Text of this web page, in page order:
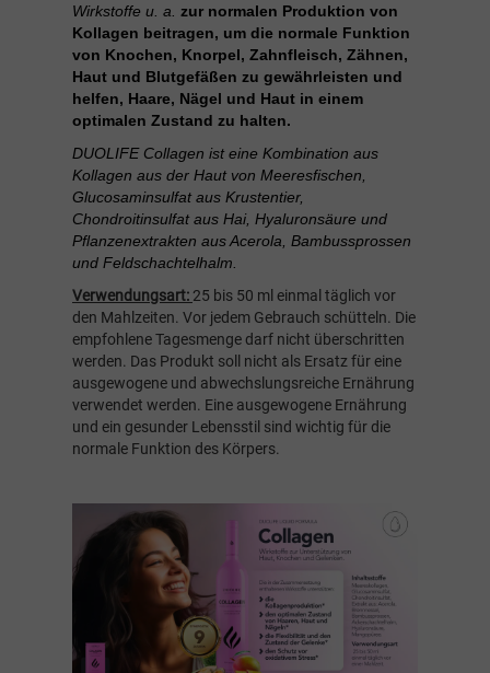
Wirkstoffe u. a. zur normalen Produktion von
Kollagen beitragen, um die normale Funktion
von Knochen, Knorpel, Zahnfleisch, Zähnen,
Haut und Blutgefäßen zu gewährleisten und
helfen, Haare, Nägel und Haut in einem
optimalen Zustand zu halten.
DUOLIFE Collagen ist eine Kombination aus
Kollagen aus der Haut von Meeresfischen,
Glucosaminsulfat aus Krustentier,
Chondroitinsulfat aus Hai, Hyaluronsäure und
Pflanzenextrakten aus Acerola, Bambussprossen
und Feldschachtelhalm.
Verwendungsart: 25 bis 50 ml einmal täglich vor
den Mahlzeiten. Vor jedem Gebrauch schütteln. Die
empfohlene Tagesmenge darf nicht überschritten
werden. Das Produkt soll nicht als Ersatz für eine
ausgewogene und abwechslungsreiche Ernährung
verwendet werden. Eine ausgewogene Ernährung
und ein gesunder Lebensstil sind wichtig für die
normale Funktion des Körpers.